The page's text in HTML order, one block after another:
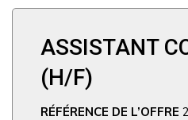
ASSISTANT
(H/F)
RÉFÉRENCE DE L’OFFRE